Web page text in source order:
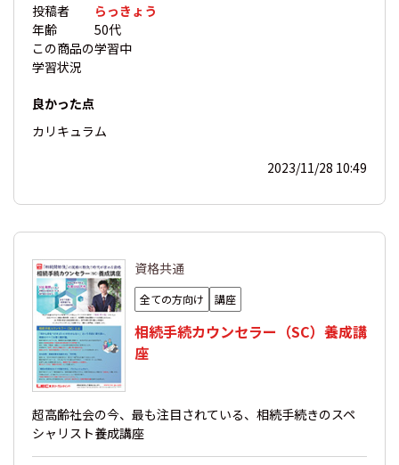
投稿者
らっきょう
年齢
50代
この商品の
学習状況
学習中
良かった点
カリキュラム
2023/11/28 10:49
資格共通
全ての方向け 講座
相続手続カウンセラー（SC）養成講
座
超高齢社会の今、最も注目されている、相続手続きのスペ
シャリスト養成講座